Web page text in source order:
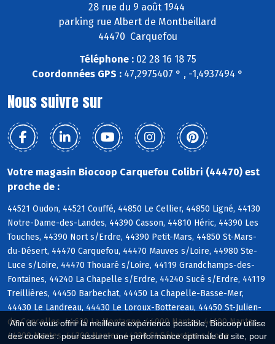
Afin de vous offrir la meilleure expérience possible, Biocoop utilise
des cookies : pour assurer une performance optimale du site, pour
28 rue du 9 août 1944
parking rue Albert de Montbeillard
44470 Carquefou
Téléphone :02 28 16 18 75
Coordonnées GPS : 47,2975407 ° , -1,4937494 °
Nous suivre sur
Votre magasin Biocoop Carquefou Colibri (44470) est
proche de :
44521 Oudon, 44521 Couffé, 44850 Le Cellier, 44850 Ligné, 44130
Notre-Dame-des-Landes, 44390 Casson, 44810 Héric, 44390 Les
Touches, 44390 Nort s/Erdre, 44390 Petit-Mars, 44850 St-Mars-
du-Désert, 44470 Carquefou, 44470 Mauves s/Loire, 44980 Ste-
Luce s/Loire, 44470 Thouaré s/Loire, 44119 Grandchamps-des-
Fontaines, 44240 La Chapelle s/Erdre, 44240 Sucé s/Erdre, 44119
Treillières, 44450 Barbechat, 44450 La Chapelle-Basse-Mer,
44430 Le Landreau, 44430 Le Loroux-Bottereau, 44450 St-Julien-
de-Concelles, 44620 La Montagne, 44000 Nantes, 44100 Nantes,
44200 Nantes, 44300 Nantes, 44230 St-Sébastien s/Loire